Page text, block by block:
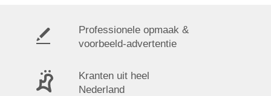
Professionele opmaak &
voorbeeld-advertentie
Kranten uit heel
Nederland